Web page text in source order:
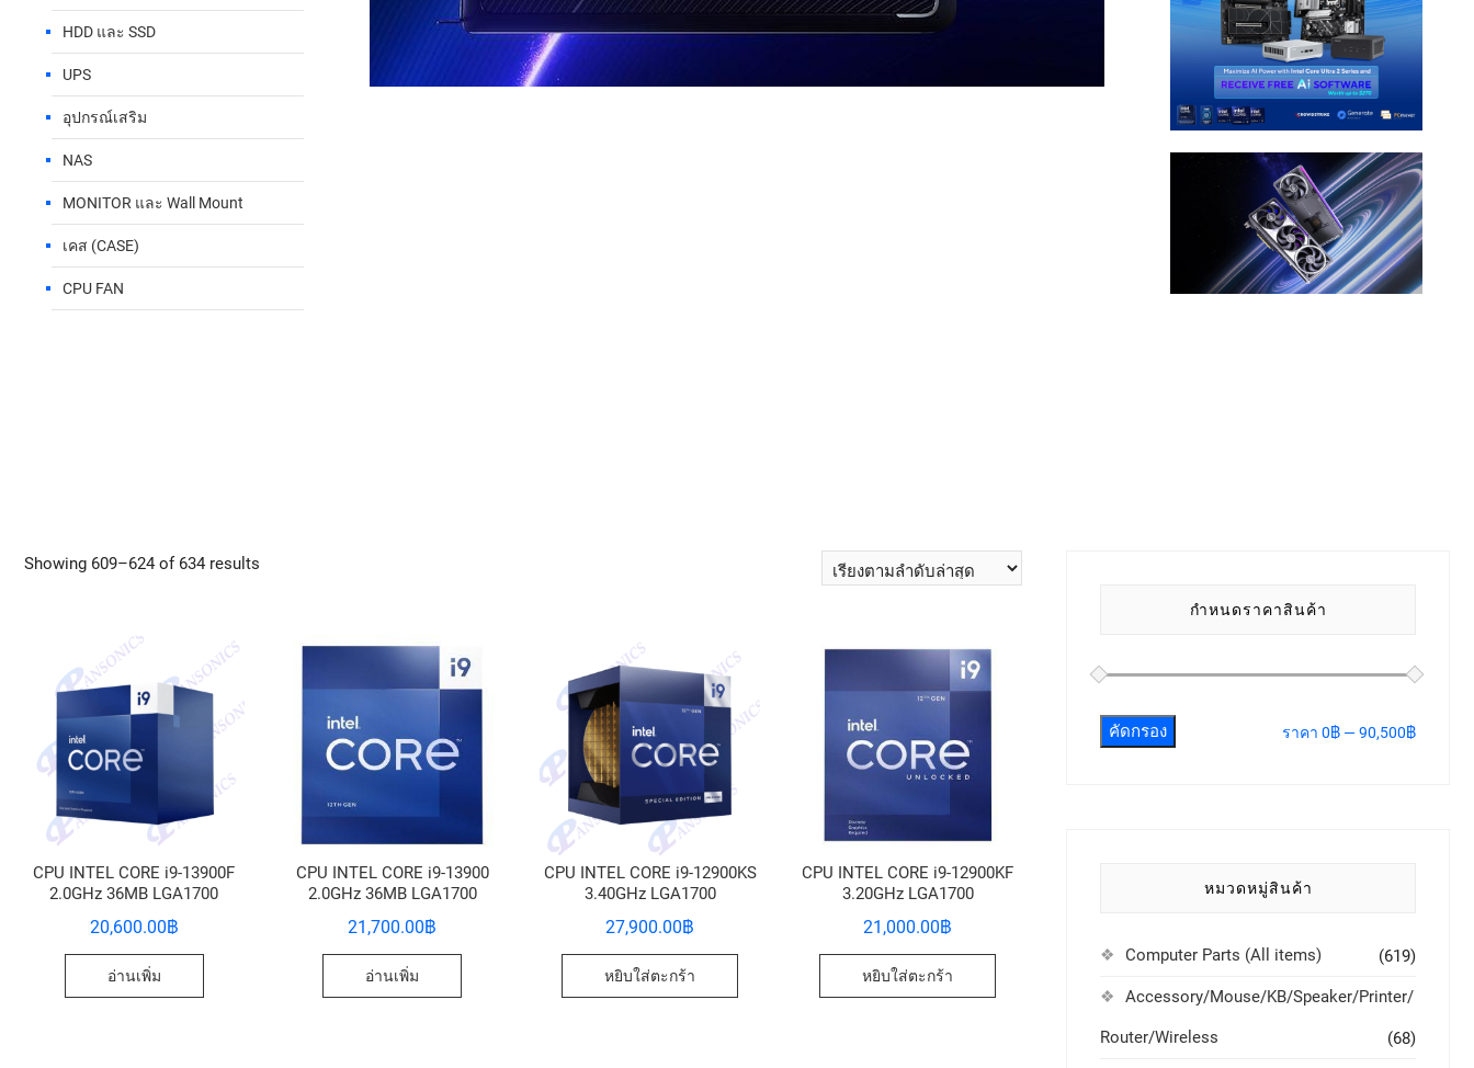
HDD และ SSD
UPS
อุปกรณ์เสริม
NAS
MONITOR และ Wall Mount
เคส (CASE)
CPU FAN
Showing 609–624 of 634 results
CPU INTEL CORE i9-13900F
2.0GHz 36MB LGA1700
20,600.00฿
อ่านเพิ่ม
CPU INTEL CORE i9-13900
2.0GHz 36MB LGA1700
21,700.00฿
อ่านเพิ่ม
CPU INTEL CORE i9-12900KS
3.40GHz LGA1700
27,900.00฿
หยิบใส่ตะกร้า
CPU INTEL CORE i9-12900KF
3.20GHz LGA1700
21,000.00฿
หยิบใส่ตะกร้า
กำหนดราคาสินค้า
คัดกรอง ราคา 0฿ —90,500฿
หมวดหมู่สินค้า
Computer Parts (All items) (619)
Accessory/Mouse/KB/Speaker/Printer/
Router/Wireless (68)